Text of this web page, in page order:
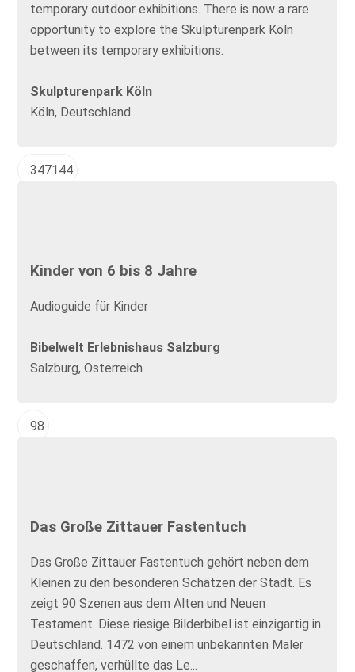
temporary outdoor exhibitions. There is now a rare
opportunity to explore the Skulpturenpark Köln
between its temporary exhibitions.
Skulpturenpark Köln
Köln, Deutschland
347144
Kinder von 6 bis 8 Jahre
Audioguide für Kinder
Bibelwelt Erlebnishaus Salzburg
Salzburg, Österreich
98
Das Große Zittauer Fastentuch
Das Große Zittauer Fastentuch gehört neben dem
Kleinen zu den besonderen Schätzen der Stadt. Es
zeigt 90 Szenen aus dem Alten und Neuen
Testament. Diese riesige Bilderbibel ist einzigartig in
Deutschland. 1472 von einem unbekannten Maler
geschaffen, verhüllte das Le...